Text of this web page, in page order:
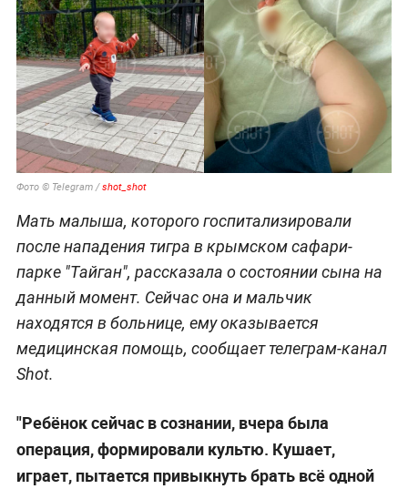
Фото © Telegram /shot_shot
Мать малыша, которого госпитализировали
после нападения тигра в крымском сафари-
парке "Тайган", рассказала о состоянии сына на
данный момент. Сейчас она и мальчик
находятся в больнице, ему оказывается
медицинская помощь, сообщает телеграм-канал
Shot.
"Ребёнок сейчас в сознании, вчера была
операция, формировали культю. Кушает,
играет, пытается привыкнуть брать всё одной